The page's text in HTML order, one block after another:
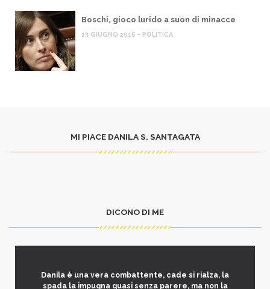
Boschi, gioco lurido a suon di minacce
13 GIUGNO 2016 - POLITICA
MI PIACE DANILA S. SANTAGATA
DICONO DI ME
Danila è una vera combattente, cade si rialza, la
spada la impugna quasi senza parere, ma non la